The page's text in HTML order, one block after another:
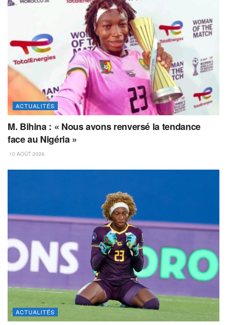
ACTUALITÉS
M. Bihina : « Nous avons renversé la tendance
face au Nigéria »
10 AOÛT 2026
ACTUALITÉS